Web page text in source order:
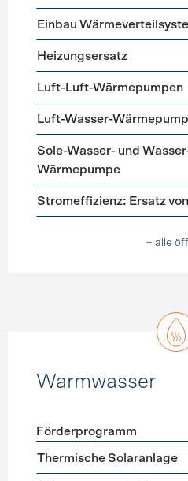
Einbau
Heizungsersatz
Luft-Luft-Wärmepumpen
Luft-Wasser-
Sole-Wasser- und
Wärmepumpe
Stromeffizienz: Ersatz
+ alle
Warmwasser
Förderprogramme
Förderprogramm
Thermische Solaranlage